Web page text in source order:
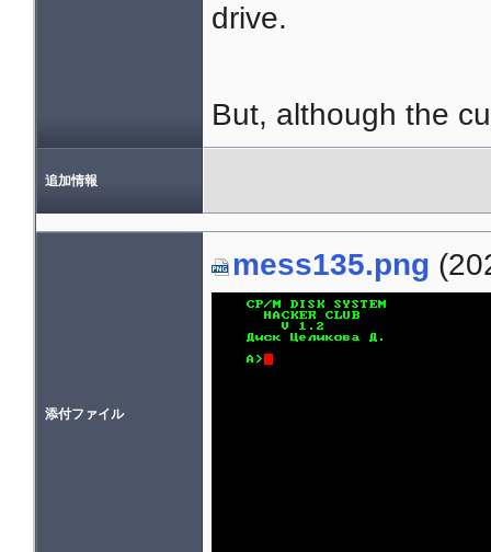
drive.
But, although the
追加情報
添付ファイル
mess135.png